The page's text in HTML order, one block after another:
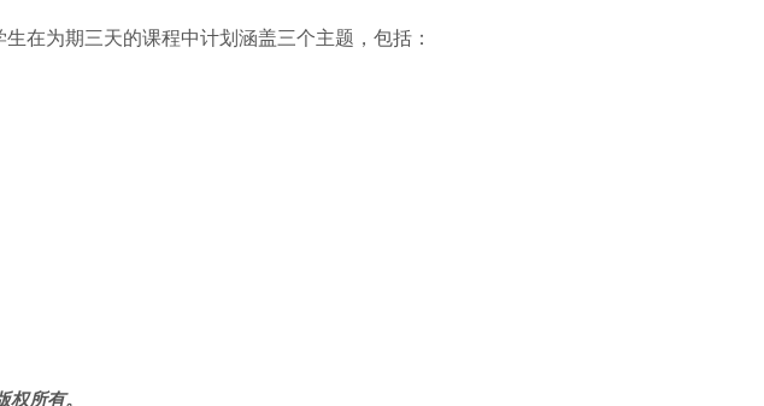
在为期三天的课程中计划涵盖三个主题，包括：
所有。